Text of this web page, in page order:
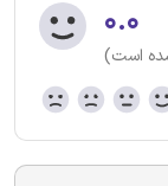
۰.۰
است)